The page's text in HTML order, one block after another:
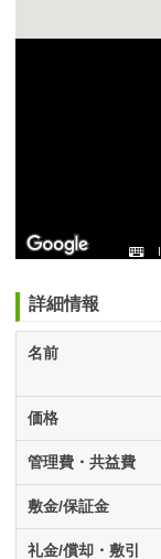
詳細情報
名前
価格
管理費・共益費
敷金/保証金
礼金/償却・敷引